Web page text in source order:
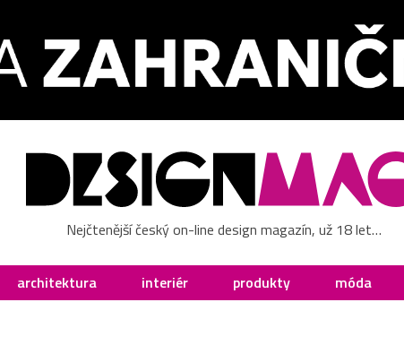
Nejčtenější český on-line design magazín, už 18 let…
architektura interiér produkty móda